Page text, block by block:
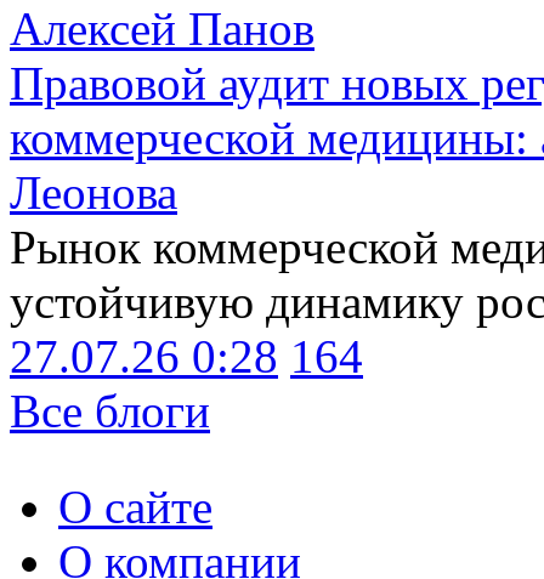
Алексей Панов
Правовой аудит новых
коммерческой медицины:
Леонова
Рынок коммерческой
устойчивую динамику
27.07.26 0:28 164
Все блоги
О сайте
О компании